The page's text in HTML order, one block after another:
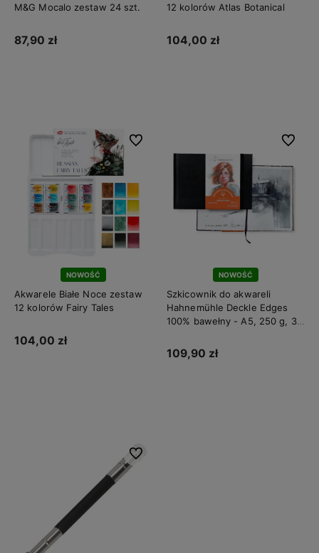
M&G Mocalo zestaw 24 szt.
87,90 zł
12 kolorów Atlas Botanical
104,00 zł
NOWOŚĆ
Akwarele Białe Noce zestaw
12 kolorów Fairy Tales
104,00 zł
Do ulubionych
NOWOŚĆ
Szkicownik do akwareli
Hahnemühle Deckle Edges
100% bawełny - A5, 250 g, 30
109,90 zł
Do
Do ulubionych